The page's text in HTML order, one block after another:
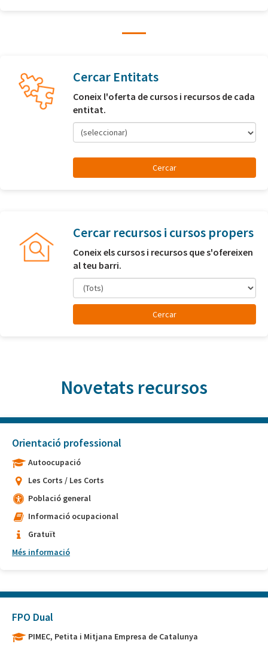
Cercar Entitats
Coneix l'oferta de cursos i recursos de cada
entitat.
(seleccionar)
Cercar recursos i cursos propers
Coneix els cursos i recursos que s'ofereixen
al teu barri.
Novetats recursos
Orientació professional
Autoocupació
Les Corts / Les Corts
Població general
Informació ocupacional
Gratuït
Més informació
FPO Dual
PIMEC, Petita i Mitjana Empresa de Catalunya